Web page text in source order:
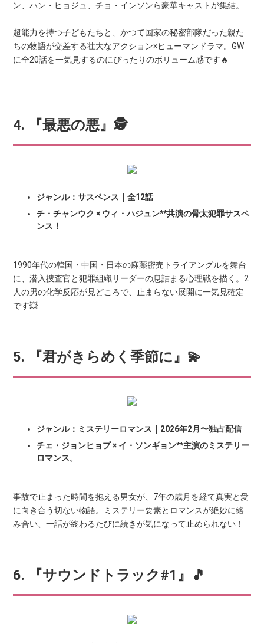
ン、ハン・ヒョジュ、チョ・インソンら豪華キャストが集結。
超能力を持つ子どもたちと、かつて国家の秘密部隊だった親た
ちの物語が交差する壮大なアクション×ヒューマンドラマ。GW
に全20話を一気見するのにぴったりのボリューム感です🔥
4. 『最悪の悪』🕵️
ジャンル：サスペンス｜全12話
チ・チャンウク × ウィ・ハジュン**共演の骨太犯罪サスペ
ンス！
1990年代の韓国・中国・日本の麻薬密売トライアングルを舞台
に、潜入捜査官と犯罪組織リーダーの息詰まる心理戦を描く。2
人の男の化学反応が見どころで、止まらない展開に一気見確定
です💥
5. 『君がきらめく季節に』💫
ジャンル：ミステリーロマンス｜2026年2月〜独占配信
チェ・ジョンヒョプ × イ・ソンギョン**主演のミステリー
ロマンス。
事故で止まった時間を抱える男女が、7年の歳月を経て真実と愛
に向き合う切ない物語。ミステリー要素とロマンスが絶妙に絡
み合い、一話が終わるたびに続きが気になって止められない！
6. 『サウンドトラック#1』🎵